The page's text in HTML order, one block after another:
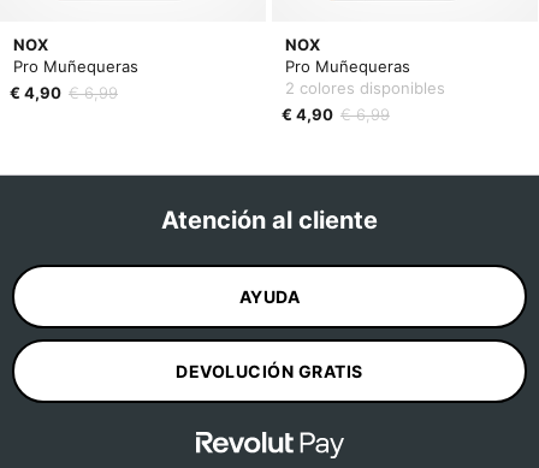
NOX
Pro Muñequeras
€ 4,90 € 6,99
NOX
Pro Muñequeras
2 colores disponibles
€ 4,90 € 6,99
Atención al cliente
AYUDA
DEVOLUCIÓN GRATIS